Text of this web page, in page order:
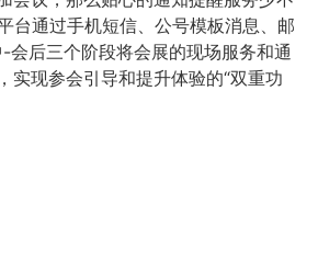
台通过手机短信、公号模板消息、邮
会后三个阶段将会展的现场服务和通
实现参会引导和提升体验的“双重功